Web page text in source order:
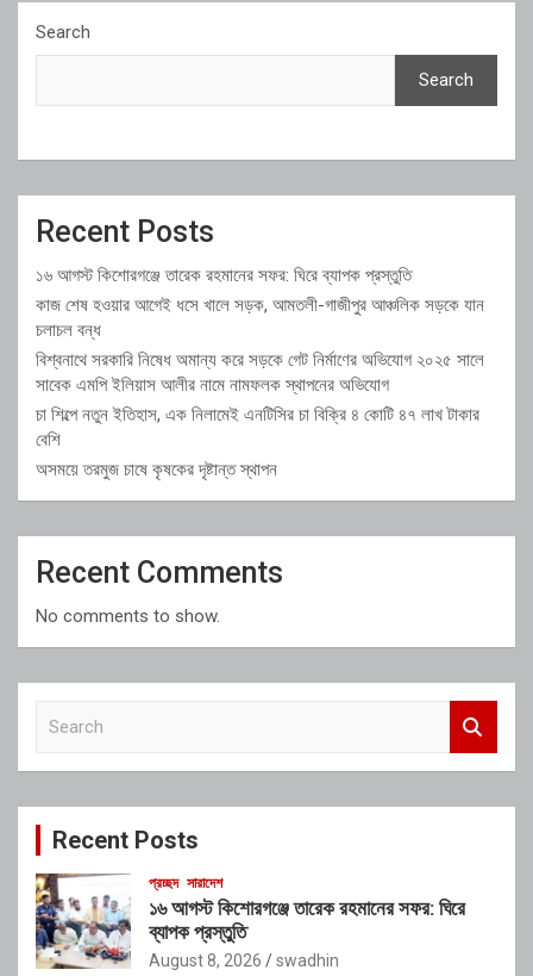
Search
Search
Recent Posts
১৬ আগস্ট কিশোরগঞ্জে তারেক রহমানের সফর: ঘিরে ব্যাপক প্রস্তুতি
কাজ শেষ হওয়ার আগেই ধসে খালে সড়ক, আমতলী-গাজীপুর আঞ্চলিক সড়কে যান
চলাচল বন্ধ
বিশ্বনাথে সরকারি নিষেধ অমান্য করে সড়কে গেট নির্মাণের অভিযোগ ২০২৫ সালে
সাবেক এমপি ইলিয়াস আলীর নামে নামফলক স্থাপনের অভিযোগ
চা শিল্পে নতুন ইতিহাস, এক নিলামেই এনটিসির চা বিক্রি ৪ কোটি ৪৭ লাখ টাকার
বেশি
অসময়ে তরমুজ চাষে কৃষকের দৃষ্টান্ত স্থাপন
Recent Comments
No comments to show.
c
Recent Posts
প্রচ্ছদ সারাদেশ
১৬ আগস্ট কিশোরগঞ্জে তারেক রহমানের সফর: ঘিরে
ব্যাপক প্রস্তুতি
August 8, 2026 swadhin